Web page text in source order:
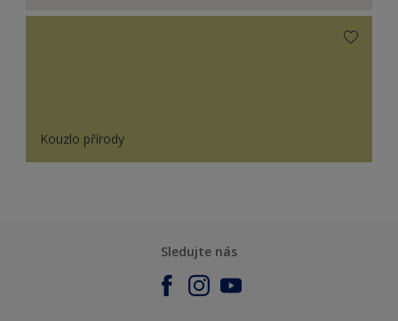
Kouzlo přírody
Sledujte nás